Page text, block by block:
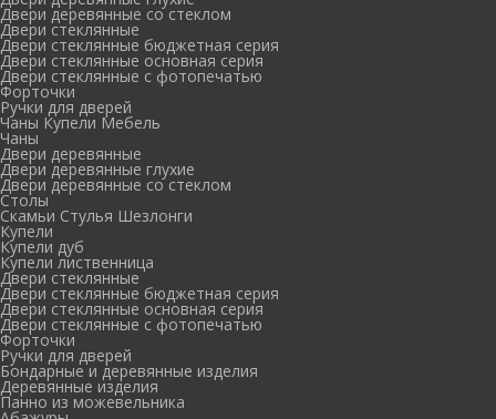
Двери деревянные со стеклом
Двери стеклянные
Двери стеклянные бюджетная серия
Двери стеклянные основная серия
Двери стеклянные с фотопечатью
Форточки
Ручки для дверей
Чаны Купели Мебель
Чаны
Двери деревянные
Двери деревянные глухие
Двери деревянные со стеклом
Столы
Скамьи Стулья Шезлонги
Купели
Купели дуб
Купели лиственница
Двери стеклянные
Двери стеклянные бюджетная серия
Двери стеклянные основная серия
Двери стеклянные с фотопечатью
Форточки
Ручки для дверей
Бондарные и деревянные изделия
Деревянные изделия
Панно из можевельника